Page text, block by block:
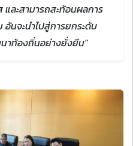
และสามารถสะท้อนผลการ
อันจะนำไปสู่การยกระดับ
าท้องถิ่นอย่างยั่งยืน"